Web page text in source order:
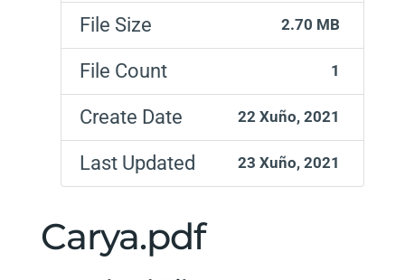
File Size 2.70 MB
File Count 1
Create Date 22 Xuño, 2021
Last Updated 23 Xuño, 2021
Carya.pdf